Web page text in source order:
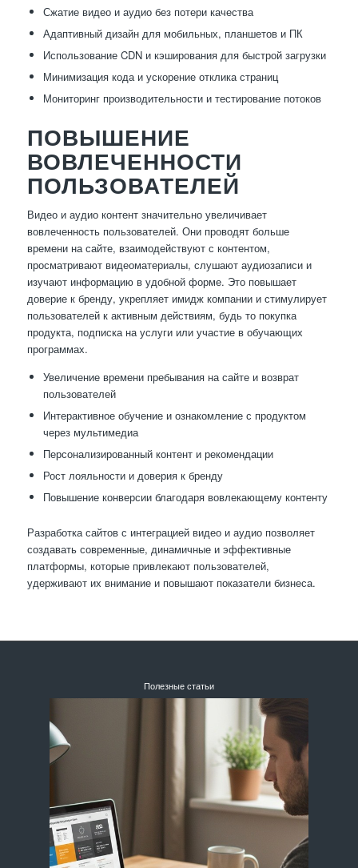
Сжатие видео и аудио без потери качества
Адаптивный дизайн для мобильных, планшетов и ПК
Использование CDN и кэширования для быстрой загрузки
Минимизация кода и ускорение отклика страниц
Мониторинг производительности и тестирование потоков
ПОВЫШЕНИЕ
ВОВЛЕЧЕННОСТИ
ПОЛЬЗОВАТЕЛЕЙ
Видео и аудио контент значительно увеличивает
вовлеченность пользователей. Они проводят больше
времени на сайте, взаимодействуют с контентом,
просматривают видеоматериалы, слушают аудиозаписи и
изучают информацию в удобной форме. Это повышает
доверие к бренду, укрепляет имидж компании и стимулирует
пользователей к активным действиям, будь то покупка
продукта, подписка на услуги или участие в обучающих
программах.
Увеличение времени пребывания на сайте и возврат
пользователей
Интерактивное обучение и ознакомление с продуктом
через мультимедиа
Персонализированный контент и рекомендации
Рост лояльности и доверия к бренду
Повышение конверсии благодаря вовлекающему контенту
Разработка сайтов с интеграцией видео и аудио позволяет
создавать современные, динамичные и эффективные
платформы, которые привлекают пользователей,
удерживают их внимание и повышают показатели бизнеса.
Полезные статьи